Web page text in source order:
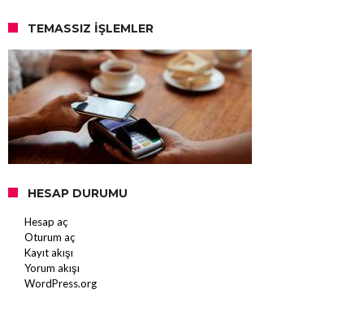
TEMASSIZ İŞLEMLER
HESAP DURUMU
Hesap aç
Oturum aç
Kayıt akışı
Yorum akışı
WordPress.org